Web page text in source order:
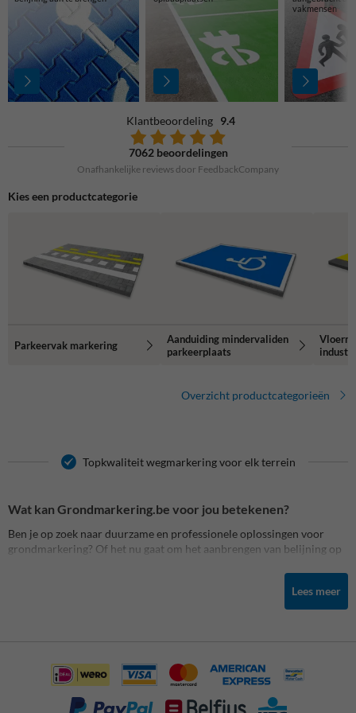
vakmensen
Klantbeoordeling 9.4
7062 beoordelingen
Onafhankelijke reviews door FeedbackCompany
Kies een productcategorie
Parkeervak markering
Aanduiding mindervaliden
parkeerplaats
Overzicht productcategorieën
Topkwaliteit wegmarkering voor elk terrein
Wat kan Grondmarkering.be voor jou betekenen?
Ben je op zoek naar duurzame en professionele oplossingen voor
grondmarkering? Of het nu gaat om het aanbrengen van belijning op
vind je alles
wat je nodig hebt. Dankzij onze ruime voorraad, eigen productie en
professioneel plaatsingsteam garanderen we een snelle levering en
Onze markeringen zijn ontworpen voor maximale zichtbaarheid,
duurzaamheid en veiligheid. We helpen bedrijven, scholen, openbare
instellingen en particulieren met het aanbrengen van duidelijke,
efficiënte en conforme markeringen op elk type ondergrond.
Lees meer